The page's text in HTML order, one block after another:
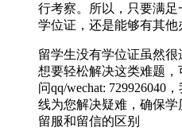
行考察。所以，只要满
学位证，还是能够有其他
留学生没有学位证虽然很
想要轻松解决这类难题
问qq/wechat: 729926040
线为您解决疑难，确保学
留服和留信的区别